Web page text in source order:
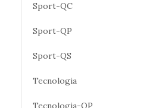
Sport-QC
Sport-QP
Sport-QS
Tecnologia
Tecnologia-QP